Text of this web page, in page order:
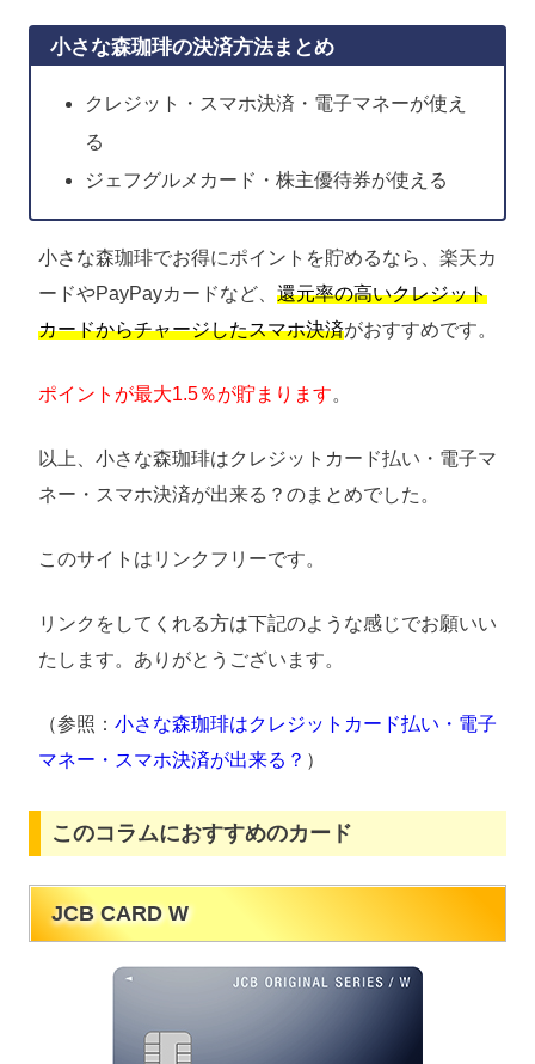
小さな森珈琲の決済方法まとめ
クレジット・スマホ決済・電子マネーが使え
る
ジェフグルメカード・株主優待券が使える
小さな森珈琲でお得にポイントを貯めるなら、楽天カ
ードやPayPayカードなど、 還元率の高いクレジット
カードからチャージしたスマホ決済がおすすめです。
ポイントが最大1.5％が貯まります。
以上、小さな森珈琲はクレジットカード払い・電子マ
ネー・スマホ決済が出来る？のまとめでした。
このサイトはリンクフリーです。
リンクをしてくれる方は下記のような感じでお願いい
たします。ありがとうございます。
（参照： 小さな森珈琲はクレジットカード払い・電子
マネー・スマホ決済が出来る？ ）
このコラムにおすすめのカード
JCB CARD W